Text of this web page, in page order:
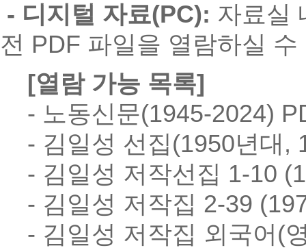
- 디지털 자료(PC): 자료실
전 PDF 파일을 열람하실 수
[열람 가능 목록]
- 노동신문(1945-2024)
- 김일성 선집(1950년대,
- 김일성 저작선집 1-10
- 김일성 저작집 2-39
- 김일성 저작집 외국어(